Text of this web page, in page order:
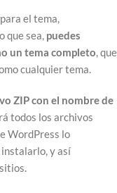
el tema,
que sea, puedes
un tema completo, que
cualquier tema.
ZIP con el nombre de
todos los archivos
WordPress lo
instalarlo, y así